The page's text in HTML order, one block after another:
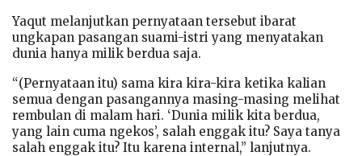
Yaqut melanjutkan pernyataan tersebut ibarat
ungkapan pasangan suami-istri yang menyatakan
dunia hanya milik berdua saja.
“(Pernyataan itu) sama kira kira-kira ketika kalian
semua dengan pasangannya masing-masing melihat
rembulan di malam hari. ‘Dunia milik kita berdua,
yang lain cuma ngekos’, salah enggak itu? Saya tanya
salah enggak itu? Itu karena internal,” lanjutnya.